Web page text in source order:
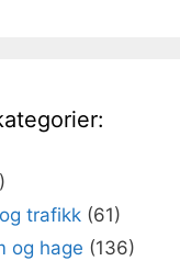
trafikk (61)
og hage (136)